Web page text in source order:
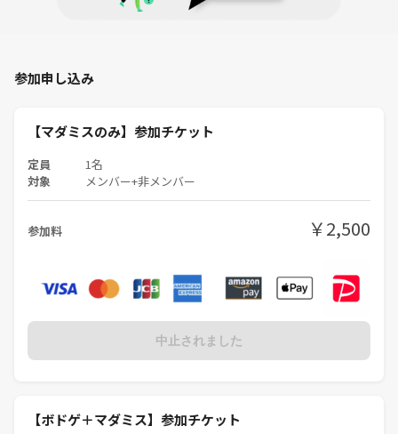
・湖畔のダイイングメッセージ
【会場について】
・参加費
・マスク(任意)
※初めての方の場合ゲーム参加時メモを取ることをお勧めしていま
・室内を含む建物内は禁煙です。また、酒類の持ち込みも禁止です。
為、先の内容にかかわらず相手が迷惑と感じる行為全般は禁止としてい
ます。万が一、被害にあった場合は直ちに連絡してください。
参加申し込み
【マダミスのみ】参加チケット
定員 1名
対象 メンバー+非メンバー
参加料 ￥2,500
中止されました
【ボドゲ＋マダミス】参加チケット